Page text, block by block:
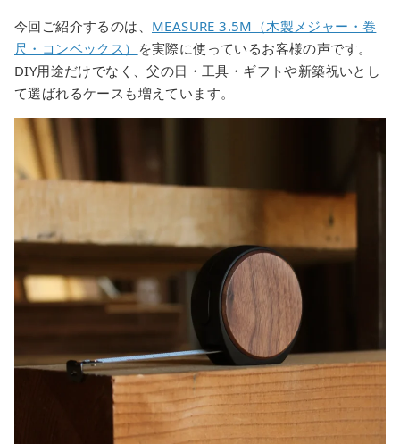
今回ご紹介するのは、 MEASURE 3.5M（木製メジャー・巻
尺・コンベックス） を実際に使っているお客様の声です。
DIY用途だけでなく、父の日・工具・ギフトや新築祝いとし
て選ばれるケースも増えています。